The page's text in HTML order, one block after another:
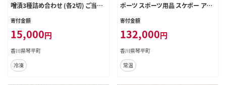
噌漬3種詰め合わせ (各2切) ご当地
天然真だい さわら 讃岐ハモ こんぴ
ら味噌 味噌漬け 食べ比べ セット 詰
合せ 魚 鯛 ハモ 鱧 おかず おつまみ
肴 食品 名産 四国 F5J-402
寄付金額
15,000円
香川県琴平町
冷凍
ポーツ スポーツ用品 スケボー アウ
トドア F5J-192
寄付金額
132,000円
香川県琴平町
常温